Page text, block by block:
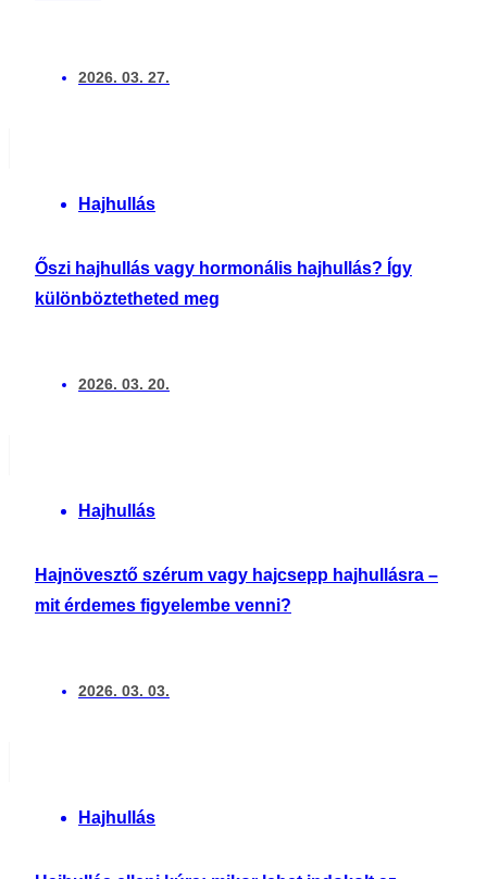
2026. 03. 27.
Hajhullás
Őszi hajhullás vagy hormonális hajhullás? Így
különböztetheted meg
2026. 03. 20.
Hajhullás
Hajnövesztő szérum vagy hajcsepp hajhullásra –
mit érdemes figyelembe venni?
2026. 03. 03.
Hajhullás